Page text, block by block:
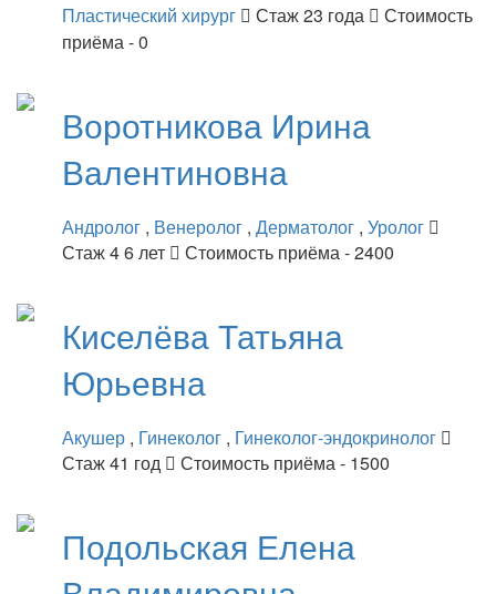
Пластический хирург Стаж 23 года
Стоимость
приёма - 0
Воротникова Ирина
Валентиновна
Андролог , Венеролог , Дерматолог , Уролог
Стаж 4 6 лет
Стоимость приёма - 2400
КиселёваТатьяна
Юрьевна
Акушер , Гинеколог , Гинеколог-эндокринолог
Стаж 41 год
Стоимость приёма - 1500
Подольская Елена